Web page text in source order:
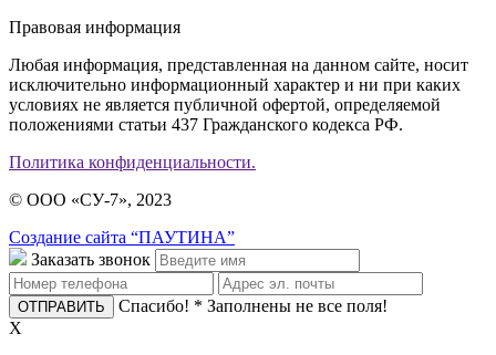
Правовая информация
Любая информация, представленная на данном сайте, носит
исключительно информационный характер и ни при каких
условиях не является публичной офертой, определяемой
положениями статьи 437 Гражданского кодекса РФ.
Политика конфиденциальности.
© ООО «СУ-7», 2023
Создание сайта “ПАУТИНА”
Заказать звонок
Спасибо! * Заполнены не все поля!
X